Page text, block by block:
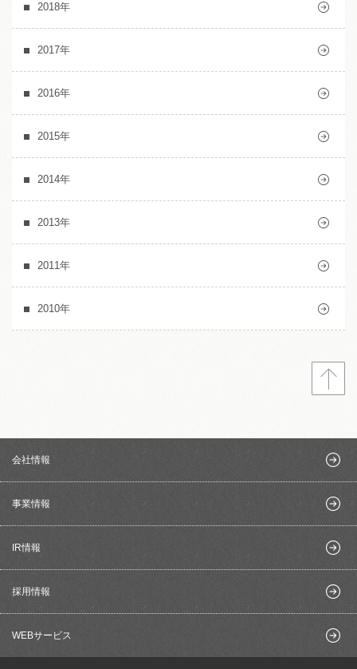
2018年
2017年
2016年
2015年
2014年
2013年
2011年
2010年
会社情報
事業情報
IR情報
採用情報
WEBサービス